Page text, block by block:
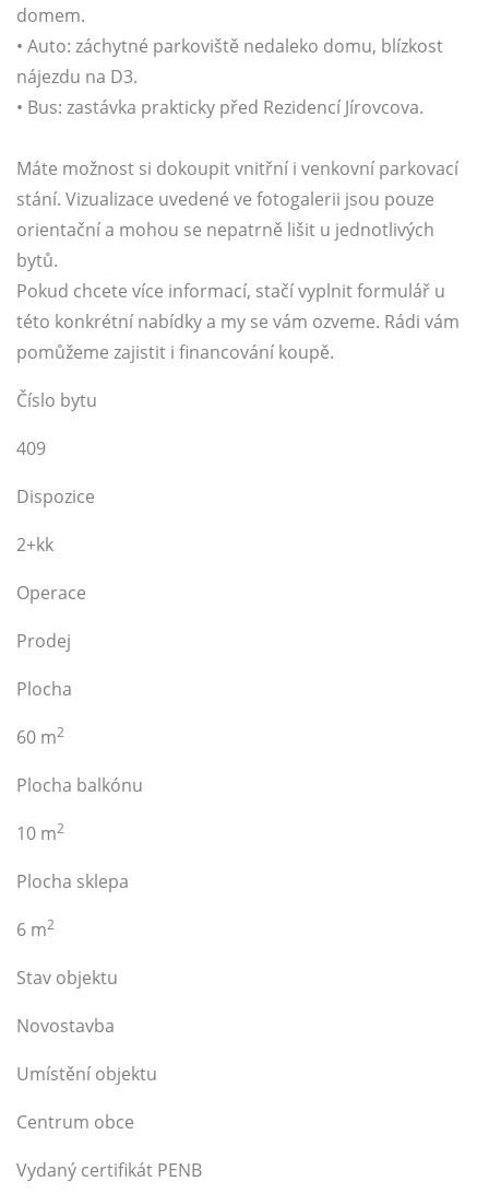
domem.
• Auto: záchytné parkoviště nedaleko domu, blízkost
nájezdu na D3.
• Bus: zastávka prakticky před Rezidencí Jírovcova.
Máte možnost si dokoupit vnitřní i venkovní parkovací
stání. Vizualizace uvedené ve fotogalerii jsou pouze
orientační a mohou se nepatrně lišit u jednotlivých
bytů.
Pokud chcete více informací, stačí vyplnit formulář u
této konkrétní nabídky a my se vám ozveme. Rádi vám
pomůžeme zajistit i financování koupě.
Číslo bytu
409
Dispozice
2+kk
Operace
Prodej
Plocha
60 m2
Plocha balkónu
10 m2
Plocha sklepa
6 m2
Stav objektu
Novostavba
Umístění objektu
Centrum obce
Vydaný certifikát PENB